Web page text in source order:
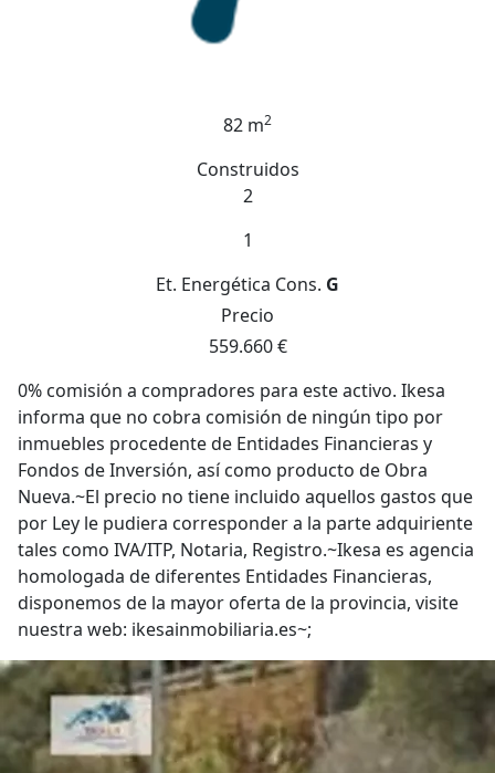
82 m2
Construidos
2
1
Et. Energética Cons. G
Precio
559.660 €
0% comisión a compradores para este activo. Ikesa
informa que no cobra comisión de ningún tipo por
inmuebles procedente de Entidades Financieras y
Fondos de Inversión, así como producto de Obra
Nueva.~El precio no tiene incluido aquellos gastos que
por Ley le pudiera corresponder a la parte adquiriente
tales como IVA/ITP, Notaria, Registro.~Ikesa es agencia
homologada de diferentes Entidades Financieras,
disponemos de la mayor oferta de la provincia, visite
nuestra web: ikesainmobiliaria.es~;